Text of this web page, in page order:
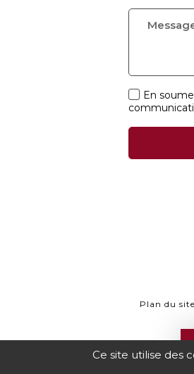
Message *
En
Plan du site
Ce site utilise des